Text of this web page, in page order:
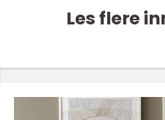
Les flere